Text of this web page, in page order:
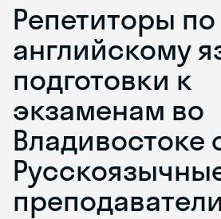
Репетиторы по
английскому
подготовки к
экзаменам во
Владивостоке
преподаватели
Skyeng Chat